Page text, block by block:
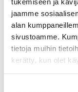
jaamme
alan
sivustoamme.
tietoja muihin
kerätty, kun olet
Valmistaja
Koko
Myyntierä
Materiaali